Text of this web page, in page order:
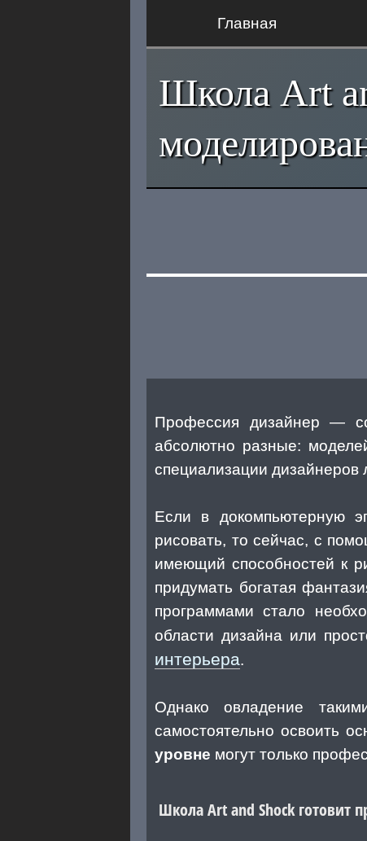
Главная
Школа Art
Профессия дизайнер —
абсолютно разные:
специализации
Если в докомпьютерную
рисовать, то сейчас, с
имеющий способностей к
придумать богатая
программами стало
области дизайна или
интерьера.
Однако овладение
самостоятельно освоить
уровне могут только
Школа Art and Shock готовит